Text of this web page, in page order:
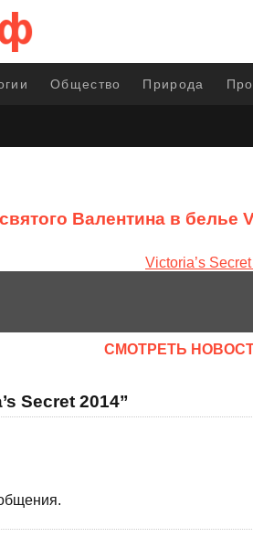
Общество Природа
Валентина в белье
CМОТРЕТЬ
Secret 2014”